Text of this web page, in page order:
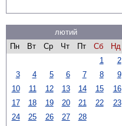
лютий
Пн
Вт Ср Чт Пт Сб
Нд
1
2
3
4 5 6 7 8
9
10
11 12 13 14 15
16
17
18 19 20 21 22
23
24
25 26 27 28